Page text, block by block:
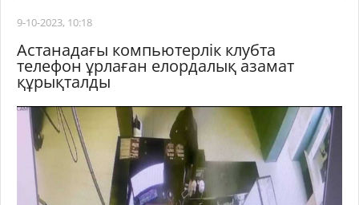
9-10-2023, 10:18
Астанадағы компьютерлік клубта
телефон ұрлаған елордалық азамат
құрықталды